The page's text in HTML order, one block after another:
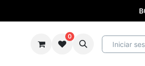
0
Iniciar